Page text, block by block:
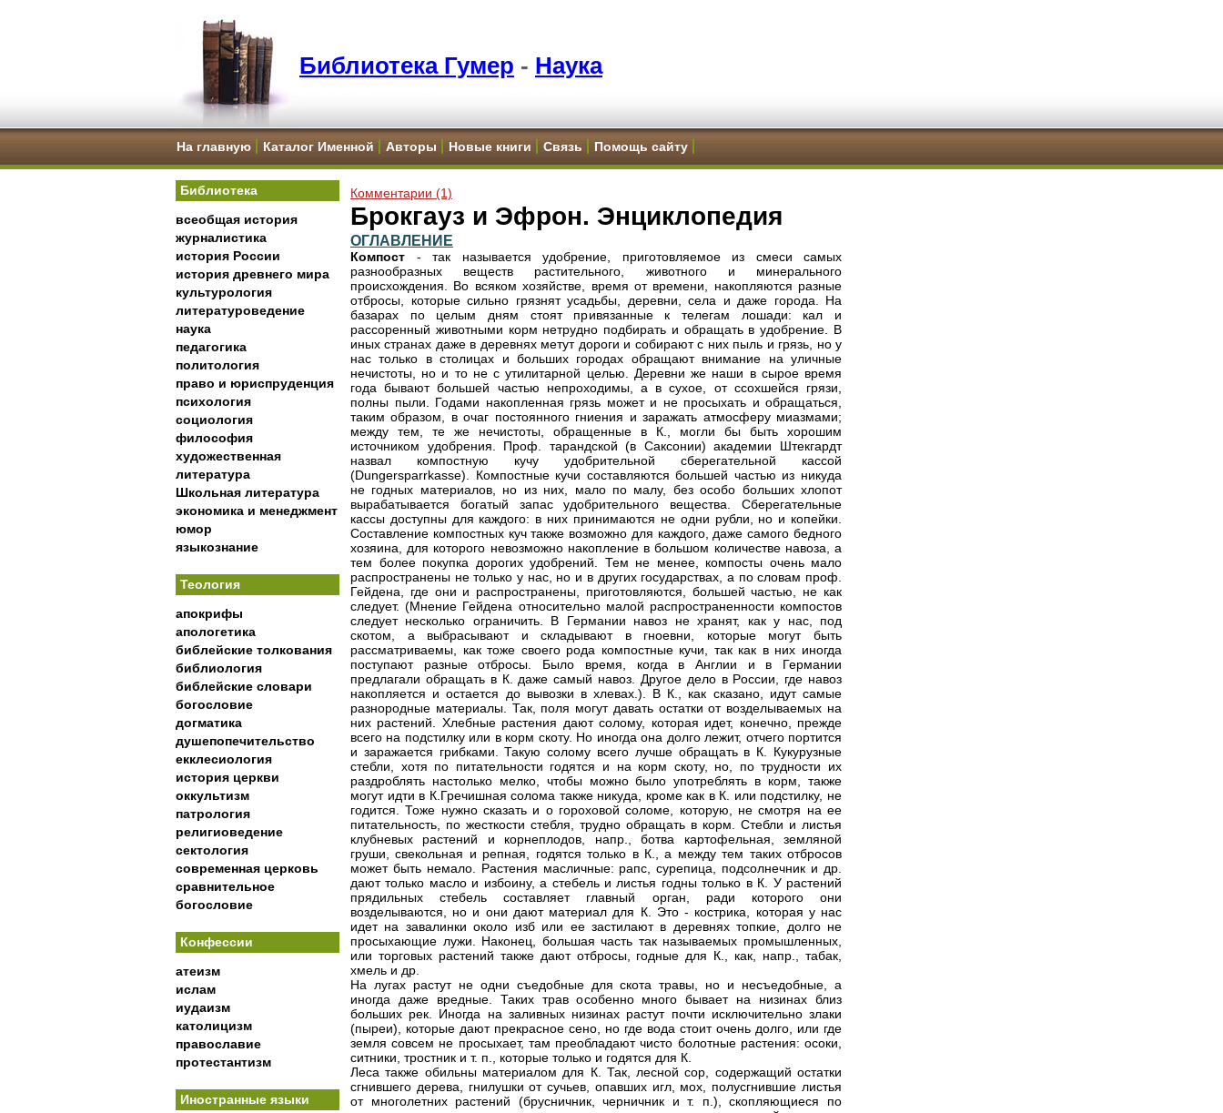
Библиотека Гумер - Наука
На главную Каталог Именной Авторы Новые книги Связь Помощь сайту
Библиотека
всеобщая история
журналистика
история России
история древнего мира
культурология
литературоведение
наука
педагогика
политология
право и юриспруденция
психология
социология
философия
художественная
литература
Школьная литература
экономика и менеджмент
юмор
языкознание
Теология
апокрифы
апологетика
библейские толкования
библиология
библейские словари
богословие
догматика
душепопечительство
екклесиология
история церкви
оккультизм
патрология
религиоведение
сектология
современная церковь
сравнительное
богословие
Конфессии
атеизм
ислам
иудаизм
католицизм
православие
протестантизм
Иностранные языки
Комментарии (1)
Брокгауз и Эфрон. Энциклопедия
ОГЛАВЛЕНИЕ
Компост - так называется удобрение, приготовляемое из смеси самых
разнообразных веществ растительного, животного и минерального
происхождения. Во всяком хозяйстве, время от времени, накопляются разные
отбросы, которые сильно грязнят усадьбы, деревни, села и даже города. На
базарах по целым дням стоят привязанные к телегам лошади: кал и
рассоренный животными корм нетрудно подбирать и обращать в удобрение. В
иных странах даже в деревнях метут дороги и собирают с них пыль и грязь, но у
нас только в столицах и больших городах обращают внимание на уличные
нечистоты, но и то не с утилитарной целью. Деревни же наши в сырое время
года бывают большей частью непроходимы, а в сухое, от ссохшейся грязи,
полны пыли. Годами накопленная грязь может и не просыхать и обращаться,
таким образом, в очаг постоянного гниения и заражать атмосферу миазмами;
между тем, те же нечистоты, обращенные в К., могли бы быть хорошим
источником удобрения. Проф. тарандской (в Саксонии) академии Штекгардт
назвал компостную кучу удобрительной сберегательной кассой
(Dungersparrkasse). Компостные кучи составляются большей частью из никуда
не годных материалов, но из них, мало по малу, без особо больших хлопот
вырабатывается богатый запас удобрительного вещества. Сберегательные
кассы доступны для каждого: в них принимаются не одни рубли, но и копейки.
Составление компостных куч также возможно для каждого, даже самого бедного
хозяина, для которого невозможно накопление в большом количестве навоза, а
тем более покупка дорогих удобрений. Тем не менее, компосты очень мало
распространены не только у нас, но и в других государствах, а по словам проф.
Гейдена, где они и распространены, приготовляются, большей частью, не как
следует. (Мнение Гейдена относительно малой распространенности компостов
следует несколько ограничить. В Германии навоз не хранят, как у нас, под
скотом, а выбрасывают и складывают в гноевни, которые могут быть
рассматриваемы, как тоже своего рода компостные кучи, так как в них иногда
поступают разные отбросы. Было время, когда в Англии и в Германии
предлагали обращать в К. даже самый навоз. Другое дело в Poccии, где навоз
накопляется и остается до вывозки в хлевах.). В К., как сказано, идут самые
разнородные материалы. Так, поля могут давать остатки от возделываемых на
них растений. Хлебные растения дают солому, которая идет, конечно, прежде
всего на подстилку или в корм скоту. Но иногда она долго лежит, отчего портится
и заражается грибками. Такую солому всего лучше обращать в К. Кукурузные
стебли, хотя по питательности годятся и на корм скоту, но, по трудности их
раздроблять настолько мелко, чтобы можно было употреблять в корм, также
могут идти в К.Гречишная солома также никуда, кроме как в К. или подстилку, не
годится. Тоже нужно сказать и о гороховой соломе, которую, не смотря на ее
питательность, по жесткости стебля, трудно обращать в корм. Стебли и листья
клубневых растений и корнеплодов, напр., ботва картофельная, земляной
груши, свекольная и репная, годятся только в К., а между тем таких отбросов
может быть немало. Растения масличные: рапс, сурепица, подсолнечник и др.
дают только масло и избоину, а стебель и листья годны только в К. У растений
прядильных стебель составляет главный орган, ради которого они
возделываются, но и они дают материал для К. Это - кострика, которая у нас
идет на завалинки около изб или ее застилают в деревнях топкие, долго не
просыхающие лужи. Наконец, большая часть так называемых промышленных,
или торговых растений также дают отбросы, годные для К., как, напр., табак,
хмель и др.
На лугах растут не одни съедобные для скота травы, но и несъедобные, а
иногда даже вредные. Таких трав особенно много бывает на низинах близ
больших рек. Иногда на заливных низинах растут почти исключительно злаки
(пыреи), которые дают прекрасное сено, но где вода стоит очень долго, или где
земля совсем не просыхает, там преобладают чисто болотные растения: осоки,
ситники, тростник и т. п., которые только и годятся для К.
Леса также обильны материалом для К. Так, лесной сор, содержащий остатки
сгнившего дерева, гнилушки от сучьев, опавших игл, мох, полусгнившие листья
от многолетних растений (брусничник, черничник и т. п.), скопляющиеся по